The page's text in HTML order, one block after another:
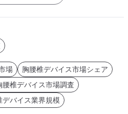
場
胸腰椎デバイス市場シェア
腰椎デバイス市場調査
デバイス業界規模